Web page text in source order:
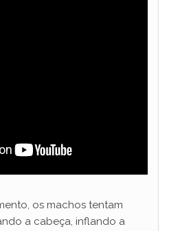
os machos tentam
a cabeça, inflando a